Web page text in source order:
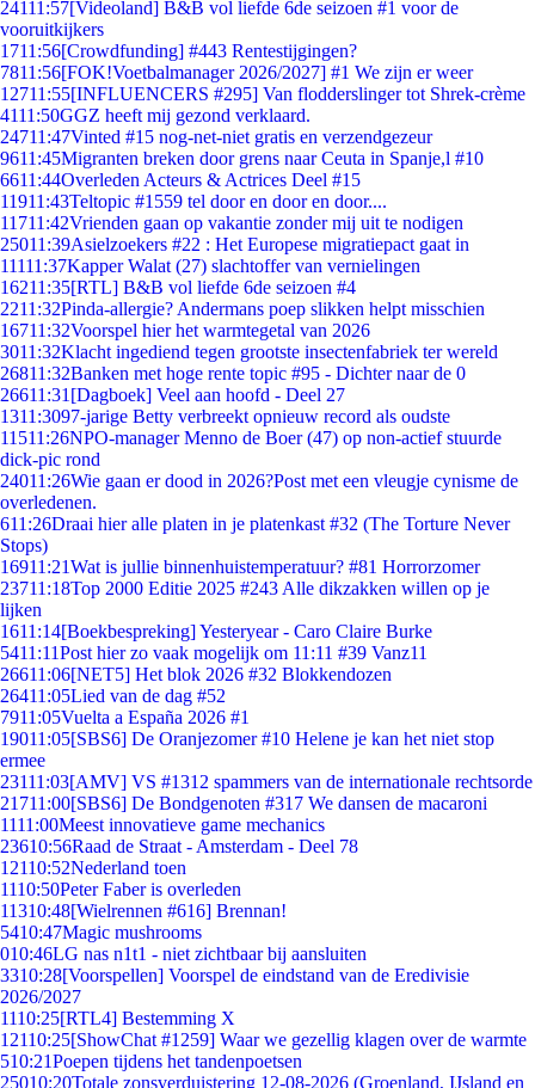
24111:57[Videoland] B&B vol liefde 6de seizoen #1 voor de
vooruitkijkers
1711:56[Crowdfunding] #443 Rentestijgingen?
7811:56[FOK!Voetbalmanager 2026/2027] #1 We zijn er weer
12711:55[INFLUENCERS #295] Van flodderslinger tot Shrek-crème
4111:50GGZ heeft mij gezond verklaard.
24711:47Vinted #15 nog-net-niet gratis en verzendgezeur
9611:45Migranten breken door grens naar Ceuta in Spanje,l #10
6611:44Overleden Acteurs & Actrices Deel #15
11911:43Teltopic #1559 tel door en door en door....
11711:42Vrienden gaan op vakantie zonder mij uit te nodigen
25011:39Asielzoekers #22 : Het Europese migratiepact gaat in
11111:37Kapper Walat (27) slachtoffer van vernielingen
16211:35[RTL] B&B vol liefde 6de seizoen #4
2211:32Pinda-allergie? Andermans poep slikken helpt misschien
16711:32Voorspel hier het warmtegetal van 2026
3011:32Klacht ingediend tegen grootste insectenfabriek ter wereld
26811:32Banken met hoge rente topic #95 - Dichter naar de 0
26611:31 [Dagboek] Veel aan hoofd - Deel 27
1311:3097-jarige Betty verbreekt opnieuw record als oudste
11511:26NPO-manager Menno de Boer (47) op non-actief stuurde
dick-pic rond
24011:26Wie gaan er dood in 2026?Post met een vleugje cynisme de
overledenen.
611:26Draai hier alle platen in je platenkast #32 (The Torture Never
Stops)
16911:21Wat is jullie binnenhuistemperatuur? #81 Horrorzomer
23711:18Top 2000 Editie 2025 #243 Alle dikzakken willen op je
lijken
1611:14[Boekbespreking] Yesteryear - Caro Claire Burke
5411:11Post hier zo vaak mogelijk om 11:11 #39 Vanz11
26611:06[NET5] Het blok 2026 #32 Blokkendozen
26411:05Lied van de dag #52
7911:05Vuelta a España 2026 #1
19011:05[SBS6] De Oranjezomer #10 Helene je kan het niet stop
ermee
23111:03[AMV] VS #1312 spammers van de internationale rechtsorde
21711:00[SBS6] De Bondgenoten #317 We dansen de macaroni
1111:00Meest innovatieve game mechanics
23610:56Raad de Straat - Amsterdam - Deel 78
12110:52Nederland toen
1110:50Peter Faber is overleden
11310:48[Wielrennen #616] Brennan!
5410:47Magic mushrooms
010:46LG nas n1t1 - niet zichtbaar bij aansluiten
3310:28[Voorspellen] Voorspel de eindstand van de Eredivisie
2026/2027
1110:25[RTL4] Bestemming X
12110:25[ShowChat #1259] Waar we gezellig klagen over de warmte
510:21Poepen tijdens het tandenpoetsen
25010:20Totale zonsverduistering 12-08-2026 (Groenland, IJsland en